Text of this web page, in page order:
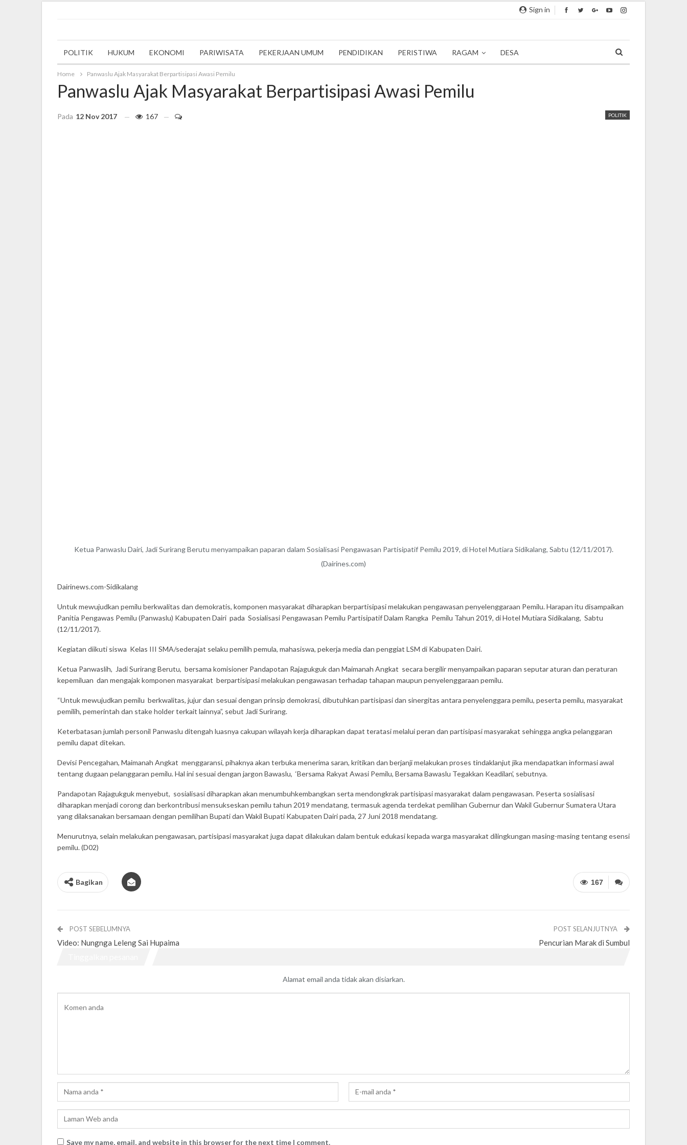
Sign in
POLITIK HUKUM EKONOMI PARIWISATA PEKERJAAN UMUM PENDIDIKAN PERISTIWA RAGAM DESA
Home Panwaslu Ajak Masyarakat Berpartisipasi Awasi Pemilu
Panwaslu Ajak Masyarakat Berpartisipasi Awasi Pemilu
POLITIK
Pada 12 Nov 2017 167
Ketua Panwaslu Dairi, Jadi Surirang Berutu menyampaikan paparan dalam Sosialisasi Pengawasan Partisipatif Pemilu 2019, di Hotel Mutiara Sidikalang, Sabtu (12/11/2017).
(Dairines.com)
Dairinews.com-Sidikalang
Untuk mewujudkan pemilu berkwalitas dan demokratis, komponen masyarakat diharapkan berpartisipasi melakukan pengawasan penyelenggaraan Pemilu. Harapan itu disampaikan
Panitia Pengawas Pemilu (Panwaslu) Kabupaten Dairi pada Sosialisasi Pengawasan Pemilu Partisipatif Dalam Rangka Pemilu Tahun 2019, di Hotel Mutiara Sidikalang, Sabtu
(12/11/2017).
Kegiatan diikuti siswa Kelas III SMA/sederajat selaku pemilih pemula, mahasiswa, pekerja media dan penggiat LSM di Kabupaten Dairi.
Ketua Panwaslih, Jadi Surirang Berutu, bersama komisioner Pandapotan Rajagukguk dan Maimanah Angkat secara bergilir menyampaikan paparan seputar aturan dan peraturan
kepemiluan dan mengajak komponen masyarakat berpartisipasi melakukan pengawasan terhadap tahapan maupun penyelenggaraan pemilu.
“Untuk mewujudkan pemilu berkwalitas, jujur dan sesuai dengan prinsip demokrasi, dibutuhkan partisipasi dan sinergitas antara penyelenggara pemilu, peserta pemilu, masyarakat
pemilih, pemerintah dan stake holder terkait lainnya”, sebut Jadi Surirang.
Keterbatasan jumlah personil Panwaslu ditengah luasnya cakupan wilayah kerja diharapkan dapat teratasi melalui peran dan partisipasi masyarakat sehingga angka pelanggaran
pemilu dapat ditekan.
Devisi Pencegahan, Maimanah Angkat menggaransi, pihaknya akan terbuka menerima saran, kritikan dan berjanji melakukan proses tindaklanjut jika mendapatkan informasi awal
tentang dugaan pelanggaran pemilu. Hal ini sesuai dengan jargon Bawaslu, ‘Bersama Rakyat Awasi Pemilu, Bersama Bawaslu Tegakkan Keadilan’, sebutnya.
Pandapotan Rajagukguk menyebut, sosialisasi diharapkan akan menumbuhkembangkan serta mendongkrak partisipasi masyarakat dalam pengawasan. Peserta sosialisasi
diharapkan menjadi corong dan berkontribusi mensukseskan pemilu tahun 2019 mendatang, termasuk agenda terdekat pemilihan Gubernur dan Wakil Gubernur Sumatera Utara
yang dilaksanakan bersamaan dengan pemilihan Bupati dan Wakil Bupati Kabupaten Dairi pada, 27 Juni 2018 mendatang.
Menurutnya, selain melakukan pengawasan, partisipasi masyarakat juga dapat dilakukan dalam bentuk edukasi kepada warga masyarakat dilingkungan masing-masing tentang esensi
pemilu. (D02)
167
Bagikan
POST SEBELUMNYA
Video: Nungnga Leleng Sai Hupaima
POST SELANJUTNYA
Pencurian Marak di Sumbul
Alamat email anda tidak akan disiarkan.
Save my name, email, and website in this browser for the next time I comment.